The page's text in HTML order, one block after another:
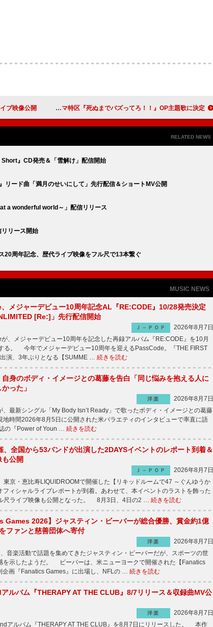
ブ映像公開 まふまふ、最新曲がMBSドラマ特区『死ぬまでバズってろ！！』OP主題歌に決定
RELATED NEWS
』CD発売＆「雪解け」配信開始
ード曲「満月のせいにして」先行配信＆ショートMV公開
a wonderful world～」配信リリース
リース開始
20周年記念、歴代ライブ映像をフル尺で13本繋ぐ
MUSIC NEWS
メジャーデビュー10周年記念AL『RE:CODE』10/28発売決定
[Re:]」先行配信開始
Ｊ－ＰＯＰ
2026年8月7日
、メジャーデビュー10周年を記念した再録アルバム『RE:CODE』を10月
る。 今年でメジャーデビュー10周年を迎えるPassCode。『THE FIRST
演、3年ぶりとなる【SUMME … 続きを読む
自身のボディ・イメージとの葛藤を告白「同じ悩みを抱える人に
った」
洋楽
2026年8月7日
最新シングル「My Body Isn’t Ready」で歌ったボディ・イメージとの葛藤
地時間2026年8月5日に公開された米バラエティのインタビューで率直に語
の『Power of Youn … 続きを読む
、全国から53バンドが出演した2DAYSイベントのレポート到着＆
公開
Ｊ－ＰＯＰ
2026年8月7日
京・恵比寿LIQUIDROOMで開催した【リキッドルームで47 ～ぐんゆうか
フィシャルライブレポートが到着。あわせて、本イベントのラストを飾った
尺ライブ映像も公開となった。 8月3日、4日の2 … 続きを読む
Games 2026】ジャスティン・ビーバーが総合優勝、賞金約1億
ファンと慈善団体へ寄付
洋楽
2026年8月7日
音楽活動で話題を集めてきたジャスティン・ビーバーだが、スポーツの世
を示したようだ。 ビーバーは、米ニューヨークで開催された【Fanatics
企画『Fanatics Games』に出場し、NFLの … 続きを読む
ルバム『THERAPY AT THE CLUB』8/7リリース＆収録曲MV公
洋楽
2026年8月7日
アルバム『THERAPY AT THE CLUB』を8月7日にリリースした。 本作